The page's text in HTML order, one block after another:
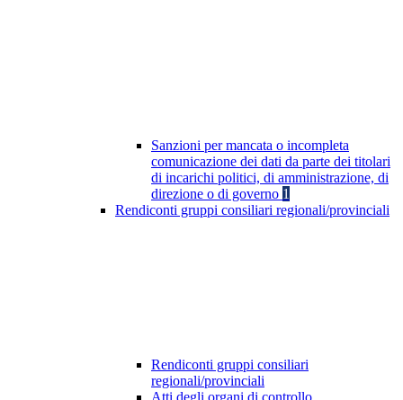
Sanzioni per mancata o incompleta
comunicazione dei dati da parte dei titolari
di incarichi politici, di amministrazione, di
direzione o di governo 1
Rendiconti gruppi consiliari regionali/provinciali
Rendiconti gruppi consiliari
regionali/provinciali